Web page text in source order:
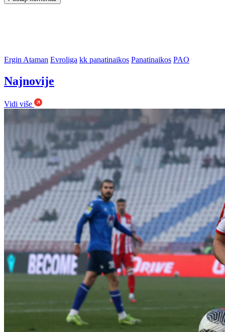
Ergin Ataman Evroliga kk panatinaikos Panatinaikos PAO
Najnovije
Vidi više